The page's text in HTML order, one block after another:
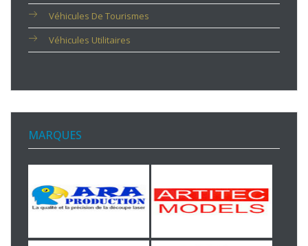
Véhicules De Tourismes
Véhicules Utilitaires
MARQUES